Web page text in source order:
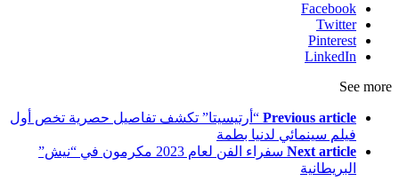
Facebook
Twitter
Pinterest
LinkedIn
See more
Previous article “أرتيسيتا” تكشف تفاصيل حصرية تخص أول
فيلم سينمائي لدنيا بطمة
Next article
سفراء الفن لعام 2023 مكرمون في “نيش”
البريطانية